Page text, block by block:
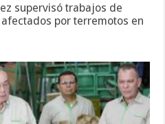
supervisó trabajos de
por terremotos en